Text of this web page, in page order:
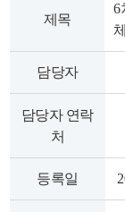
제목
6
담당자
담당자 연락
처
등록일